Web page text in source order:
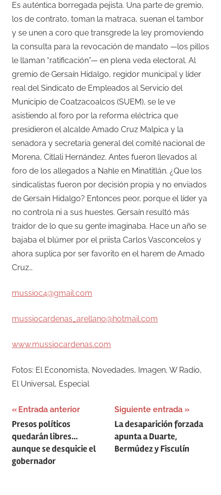
Es auténtica borregada pejista. Una parte de gremio,
los de contrato, toman la matraca, suenan el tambor
y se unen a coro que transgrede la ley promoviendo
la consulta para la revocación de mandato —los pillos
le llaman “ratificación”— en plena veda electoral. Al
gremio de Gersaín Hidalgo, regidor municipal y líder
real del Sindicato de Empleados al Servicio del
Municipio de Coatzacoalcos (SUEM), se le ve
asistiendo al foro por la reforma eléctrica que
presidieron el alcalde Amado Cruz Malpica y la
senadora y secretaria general del comité nacional de
Morena, Citlali Hernández. Antes fueron llevados al
foro de los allegados a Nahle en Minatitlán. ¿Que los
sindicalistas fueron por decisión propia y no enviados
de Gersaín Hidalgo? Entonces peor, porque el líder ya
no controla ni a sus huestes. Gersaín resultó más
traidor de lo que su gente imaginaba. Hace un año se
bajaba el blúmer por el priista Carlos Vasconcelos y
ahora suplica por ser favorito en el harem de Amado
Cruz…
mussioc4@gmail.com
mussiocardenas_arellano@hotmail.com
www.mussiocardenas.com
Fotos: El Economista, Novedades, Imagen, W Radio,
El Universal, Especial
Navegación
de
entradas
Entrada anterior
Presos políticos
quedarán libres…
aunque se desquicie el
gobernador
Siguiente entrada
La desaparición forzada
apunta a Duarte,
Bermúdez y Fisculín